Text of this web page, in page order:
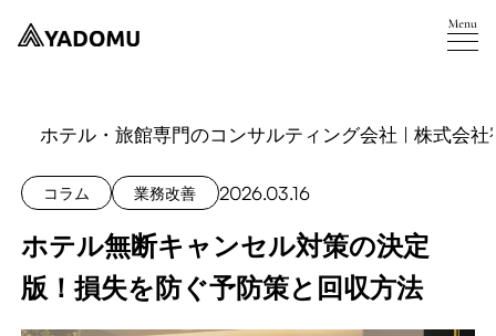
ホテル・旅館専門のコンサルティング会社 | 株式会社
コラム 業務改善 2026.03.16
ホテル無断キャンセル対策の決定
版！損失を防ぐ予防策と回収方法